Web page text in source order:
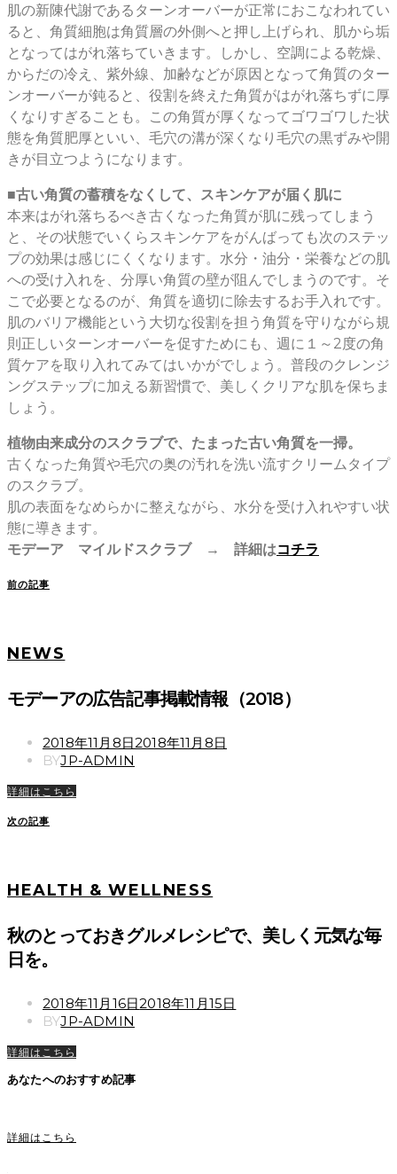
肌の新陳代謝であるターンオーバーが正常におこなわれてい
ると、角質細胞は角質層の外側へと押し上げられ、肌から垢
となってはがれ落ちていきます。しかし、空調による乾燥、
からだの冷え、紫外線、加齢などが原因となって角質のター
ンオーバーが鈍ると、役割を終えた角質がはがれ落ちずに厚
くなりすぎることも。この角質が厚くなってゴワゴワした状
態を角質肥厚といい、毛穴の溝が深くなり毛穴の黒ずみや開
きが目立つようになります。
■古い角質の蓄積をなくして、スキンケアが届く肌に
本来はがれ落ちるべき古くなった角質が肌に残ってしまう
と、その状態でいくらスキンケアをがんばっても次のステッ
プの効果は感じにくくなります。水分・油分・栄養などの肌
への受け入れを、分厚い角質の壁が阻んでしまうのです。そ
こで必要となるのが、角質を適切に除去するお手入れです。
肌のバリア機能という大切な役割を担う角質を守りながら規
則正しいターンオーバーを促すためにも、週に１～2度の角
質ケアを取り入れてみてはいかがでしょう。普段のクレンジ
ングステップに加える新習慣で、美しくクリアな肌を保ちま
しょう。
植物由来成分のスクラブで、たまった古い角質を一掃。
古くなった角質や毛穴の奥の汚れを洗い流すクリームタイプ
のスクラブ。
肌の表面をなめらかに整えながら、水分を受け入れやすい状
態に導きます。
モデーア マイルドスクラブ → 詳細はコチラ
前の記事
NEWS
モデーアの広告記事掲載情報（2018）
POSTED
ON
2018年11月8日2018年11月8日
BYJP-ADMIN
詳細はこちら
次の記事
HEALTH & WELLNESS
秋のとっておきグルメレシピで、美しく元気な毎
日を。
POSTED
ON
2018年11月16日2018年11月15日
BYJP-ADMIN
詳細はこちら
あなたへのおすすめ記事
詳細はこちら